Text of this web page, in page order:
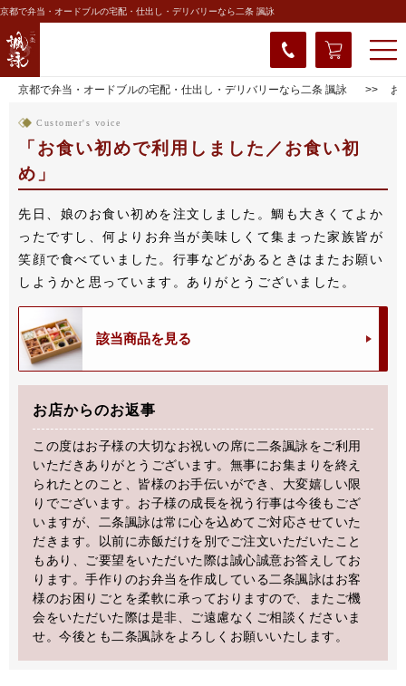
京都で弁当・オードブルの宅配・仕出し・デリバリーなら二条 諷詠
京都で弁当・オードブルの宅配・仕出し・デリバリーなら二条 諷詠 お
Customer's voice
お食い初めで利用しました／お食い初
め
先日、娘のお食い初めを注文しました。鯛も大きくてよか
ったですし、何よりお弁当が美味しくて集まった家族皆が
笑顔で食べていました。行事などがあるときはまたお願い
しようかと思っています。ありがとうございました。
該当商品を見る
お店からのお返事
この度はお子様の大切なお祝いの席に二条諷詠をご利用
いただきありがとうございます。無事にお集まりを終え
られたとのこと、皆様のお手伝いができ、大変嬉しい限
りでございます。お子様の成長を祝う行事は今後もござ
いますが、二条諷詠は常に心を込めてご対応させていた
だきます。以前に赤飯だけを別でご注文いただいたこと
もあり、ご要望をいただいた際は誠心誠意お答えしてお
ります。手作りのお弁当を作成している二条諷詠はお客
様のお困りごとを柔軟に承っておりますので、またご機
会をいただいた際は是非、ご遠慮なくご相談くださいま
せ。今後とも二条諷詠をよろしくお願いいたします。